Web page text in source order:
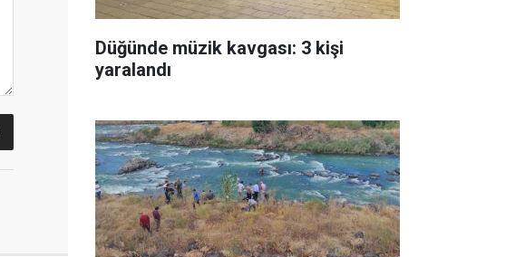
Düğünde müzik kavgası: 3 kişi
yaralandı